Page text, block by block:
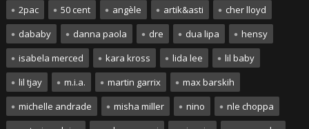
2pac 50 cent angèle artik&asti
cher lloyd
dababy
danna paola dre dua lipa
hensy
isabela merced
kara kross lida lee
lil baby
lil tjay
m.i.a. martin garrix
max barskih
michelle andrade
misha miller nino
nle choppa